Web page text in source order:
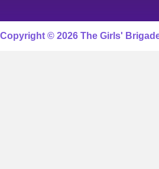
Copyright © 2026 The Girls'